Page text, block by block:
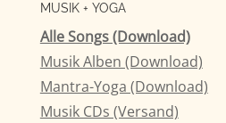
MUSIK + YOGA
Alle Songs (Download)
Musik Alben (Download)
Mantra-Yoga (Download)
Musik CDs (Versand)